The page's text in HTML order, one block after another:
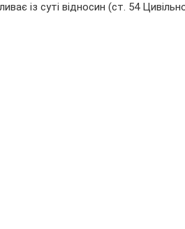
із суті відносин (ст. 54